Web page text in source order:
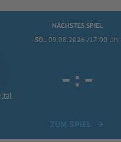
NÄCHSTES SPIEL
SO.. 09.08.2026 /17:00 Uhr
- : -